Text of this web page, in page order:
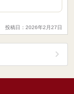
投稿日：2026年2月27日